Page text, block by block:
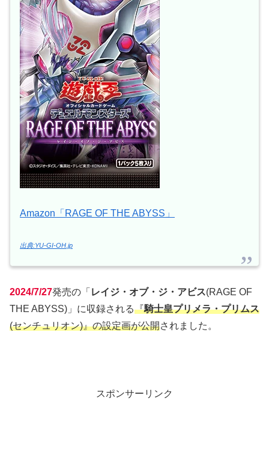
Amazon「RAGE OF THE ABYSS」
出典:YU-GI-OH.jp
2024/7/27発売の「 レイジ・オブ・ジ・アビス(RAGE OF
THE ABYSS)」に収録される『騎士皇プリメラ・プリムス
(センチュリオン)』の設定画が公開されました。
スポンサーリンク